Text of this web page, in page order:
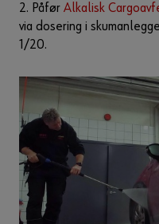
2. Påfør Alkalisk
via dosering i
1/20.